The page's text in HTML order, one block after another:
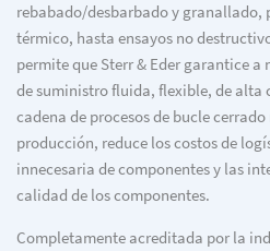
rebabado/desbarbado y
térmico, hasta ensayos no
permite que Sterr & Eder garantice a
de suministro fluida, flexible, de alta
cadena de procesos de bucle
producción, reduce los costos de
innecesaria de componentes y las
calidad de los componentes.
Completamente acreditada por la